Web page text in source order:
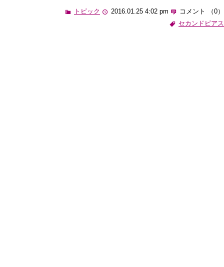
トピック 2016.01.25 4:02 pm
コメント （0）
セカンドピアス